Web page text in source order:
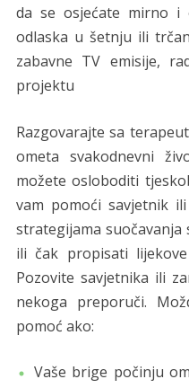
da se osjećate mirno i
odlaska u šetnju ili
zabavne TV emisije,
projektu
Razgovarajte sa
ometa svakodnevni
možete osloboditi
vam pomoći savjetnik
strategijama suočavanja
ili čak propisati
Pozovite savjetnika ili
nekoga preporuči.
pomoć ako:
Vaše brige počinju